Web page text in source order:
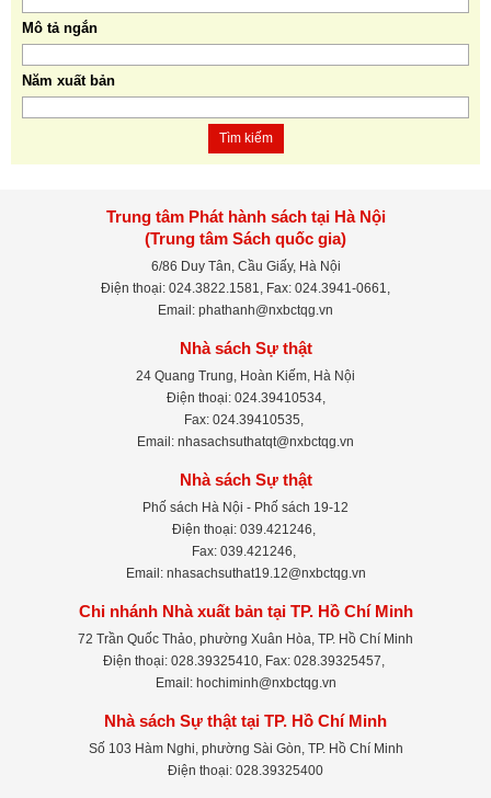
Mô tả ngắn
Năm xuất bản
Tìm kiếm
Trung tâm Phát hành sách tại Hà Nội
(Trung tâm Sách quốc gia)
6/86 Duy Tân, Cầu Giấy, Hà Nội
Điện thoại: 024.3822.1581, Fax: 024.3941-0661,
Email: phathanh@nxbctqg.vn
Nhà sách Sự thật
24 Quang Trung, Hoàn Kiếm, Hà Nội
Điện thoại: 024.39410534,
Fax: 024.39410535,
Email: nhasachsuthatqt@nxbctqg.vn
Nhà sách Sự thật
Phố sách Hà Nội - Phố sách 19-12
Điện thoại: 039.421246,
Fax: 039.421246,
Email: nhasachsuthat19.12@nxbctqg.vn
Chi nhánh Nhà xuất bản tại TP. Hồ Chí Minh
72 Trần Quốc Thảo, phường Xuân Hòa, TP. Hồ Chí Minh
Điện thoại: 028.39325410, Fax: 028.39325457,
Email: hochiminh@nxbctqg.vn
Nhà sách Sự thật tại TP. Hồ Chí Minh
Số 103 Hàm Nghi, phường Sài Gòn, TP. Hồ Chí Minh
Điện thoại: 028.39325400